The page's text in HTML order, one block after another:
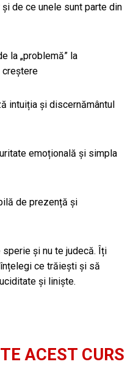
de ce unele sunt parte din
la „problemă” la
creștere
intuiția și discernământul
emoțională și simpla
de prezență și
și nu te judecă. Îți
ce trăiești și să
și liniște.
ACEST CURS